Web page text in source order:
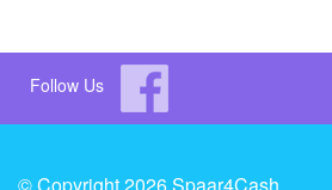
Follow Us